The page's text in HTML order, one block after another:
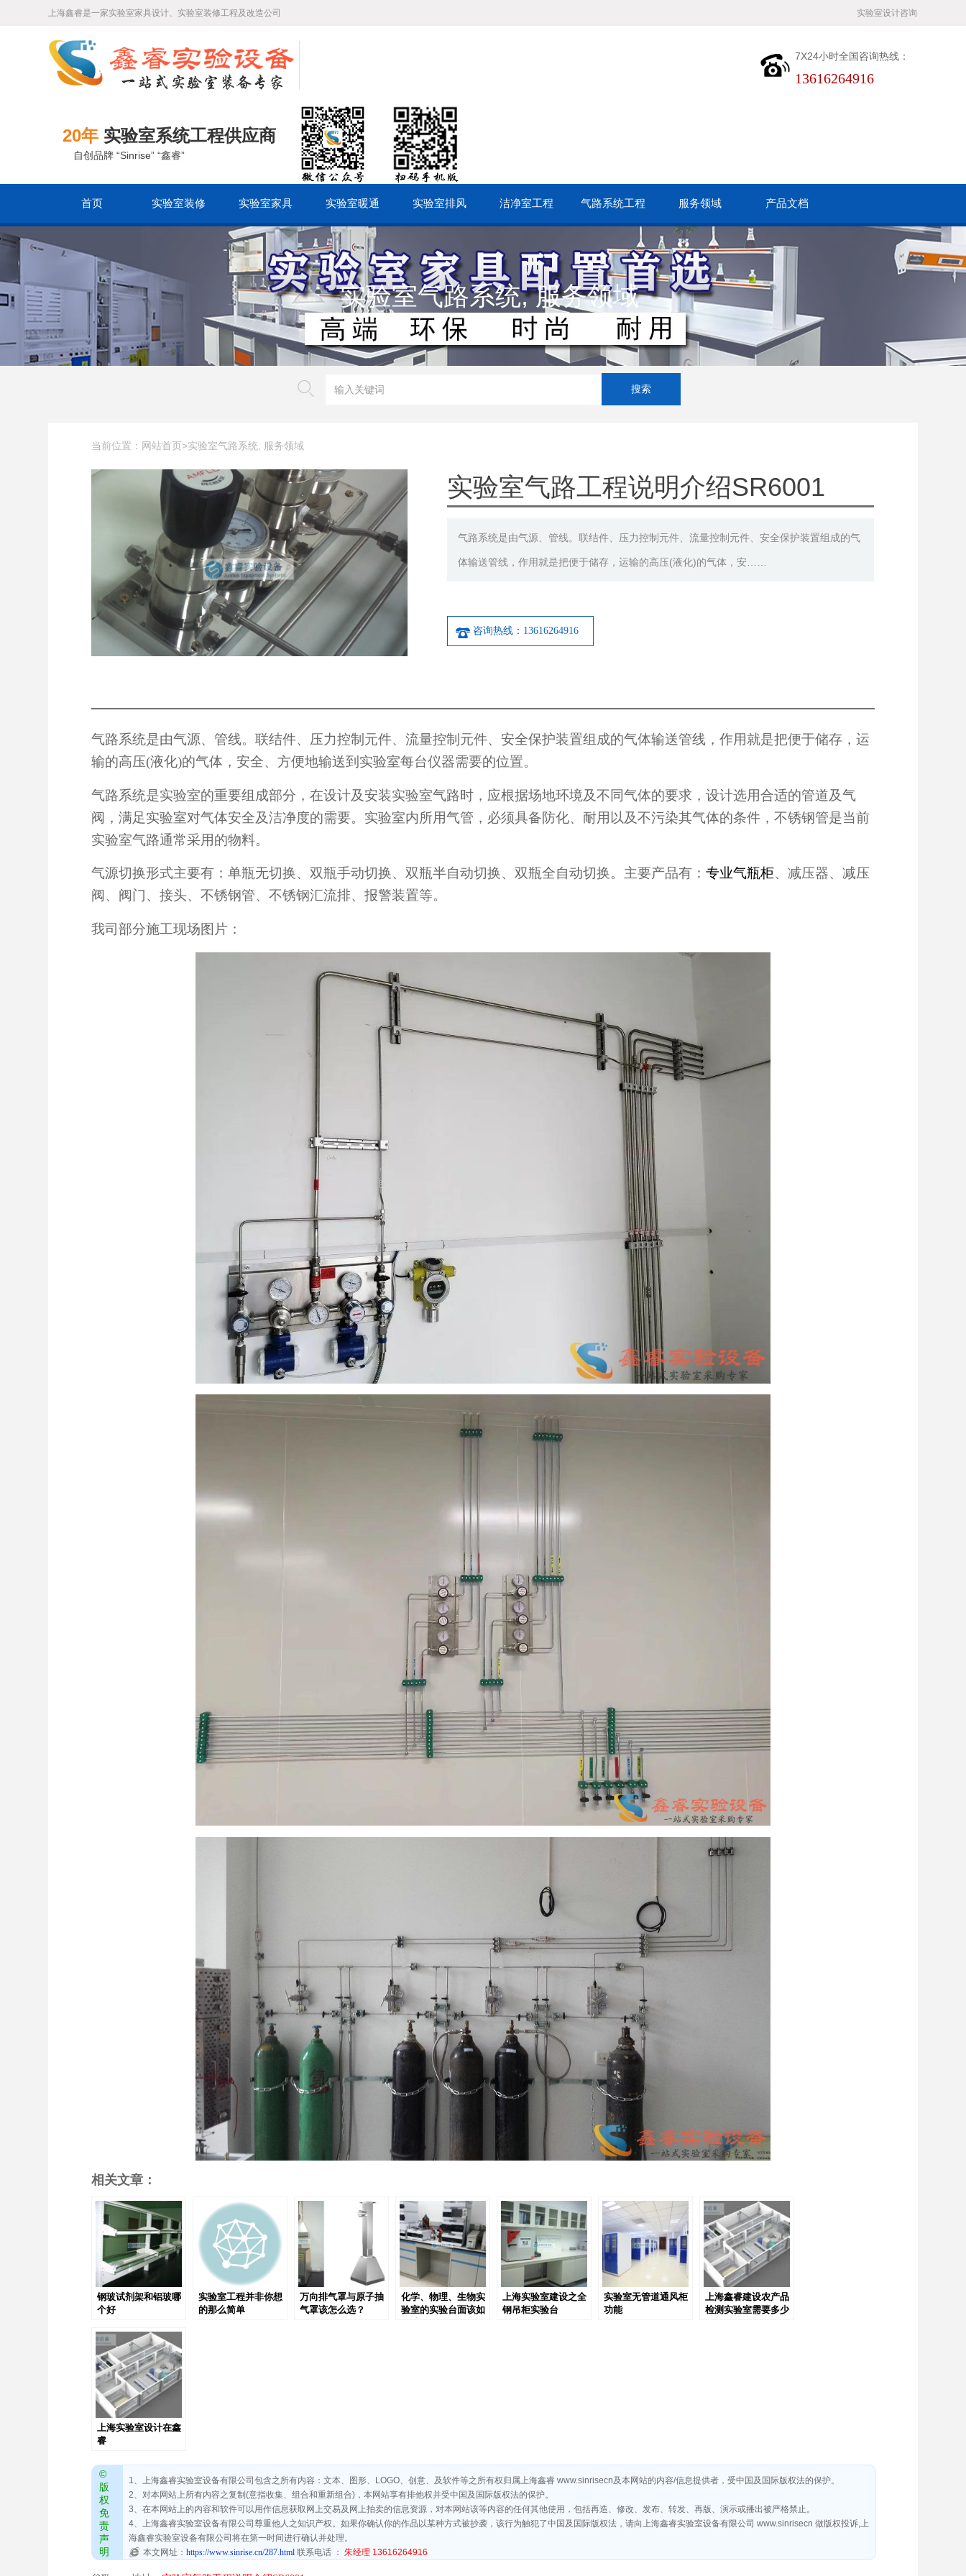
上海鑫睿是一家实验室家具设计、实验室装修工程及改造公司 实验室设计咨询
20年 实验室系统工程供应商
自创品牌 “Sinrise” “鑫睿”
7X24小时全国咨询热线：
13616264916
首页 实验室装修 实验室家具 实验室暖通 实验室排风 洁净室工程 气路系统工程 服务领域 产品文档
实验室气路系统,服务领域
当前位置： 网站首页 >实验室气路系统 服务领域
实验室气路工程说明介绍SR6001
气路系统是由气源、管线。联结件、压力控制元件、流量控制元件、安全保护装置组成的气
体输送管线，作用就是把便于储存，运输的高压(液化)的气体，安……
咨询热线：13616264916
气路系统是由气源、管线。联结件、压力控制元件、流量控制元件、安全保护装置组成的气体输送管线，作用就是把便于储存，运
输的高压(液化)的气体，安全、方便地输送到实验室每台仪器需要的位置。
气路系统是实验室的重要组成部分，在设计及安装实验室气路时，应根据场地环境及不同气体的要求，设计选用合适的管道及气
阀，满足实验室对气体安全及洁净度的需要。实验室内所用气管，必须具备防化、耐用以及不污染其气体的条件，不锈钢管是当前
实验室气路通常采用的物料。
气源切换形式主要有：单瓶无切换、双瓶手动切换、双瓶半自动切换、双瓶全自动切换。主要产品有：专业气瓶柜、减压器、减压
阀、阀门、接头、不锈钢管、不锈钢汇流排、报警装置等。
我司部分施工现场图片：
相关文章：
钢玻试剂架和铝玻哪
个好
实验室工程并非你想
的那么简单
万向排气罩与原子抽
气罩该怎么选？
化学、物理、生物实
验室的实验台面该如
上海实验室建设之全
钢吊柜实验台
实验室无管道通风柜
功能
上海鑫睿建设农产品
检测实验室需要多少
上海实验室设计在鑫
睿
©
版
权
免
责
声
明
1、上海鑫睿实验室设备有限公司包含之所有内容：文本、图形、LOGO、创意、及软件等之所有权归属上海鑫睿 www.sinrisecn及本网站的内容/信息提供者，受中国及国际版权法的保护。
2、对本网站上所有内容之复制(意指收集、组合和重新组合)，本网站享有排他权并受中国及国际版权法的保护。
3、在本网站上的内容和软件可以用作信息获取网上交易及网上拍卖的信息资源，对本网站该等内容的任何其他使用，包括再造、修改、发布、转发、再版、演示或播出被严格禁止。
4、上海鑫睿实验室设备有限公司尊重他人之知识产权。如果你确认你的作品以某种方式被抄袭，该行为触犯了中国及国际版权法，请向上海鑫睿实验室设备有限公司 www.sinrisecn 做版权投诉,上
海鑫睿实验室设备有限公司将在第一时间进行确认并处理。
本文网址：https://www.sinrise.cn/287.html 联系电话 ：朱经理 13616264916